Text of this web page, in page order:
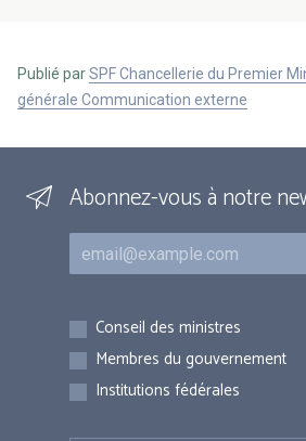
Publié parSPF Chancellerie du Premier
générale Communication externe
Abonnez-vous à notre
Courriel
Inscriptions
Conseil des ministres
Membres du gouvernement
Institutions fédérales